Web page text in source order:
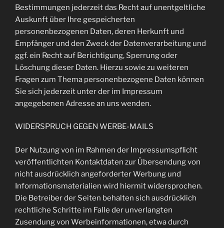
Bestimmungen jederzeit das Recht auf unentgeltliche
Auskunft über Ihre gespeicherten
personenbezogenen Daten, deren Herkunft und
Empfänger und den Zweck der Datenverarbeitung und
ggf. ein Recht auf Berichtigung, Sperrung oder
Löschung dieser Daten. Hierzu sowie zu weiteren
Fragen zum Thema personenbezogene Daten können
Sie sich jederzeit unter der im Impressum
angegebenen Adresse an uns wenden.
WIDERSPRUCH GEGEN WERBE-MAILS
Der Nutzung von im Rahmen der Impressumspflicht
veröffentlichten Kontaktdaten zur Übersendung von
nicht ausdrücklich angeforderter Werbung und
Informationsmaterialien wird hiermit widersprochen.
Die Betreiber der Seiten behalten sich ausdrücklich
rechtliche Schritte im Falle der unverlangten
Zusendung von Werbeinformationen, etwa durch